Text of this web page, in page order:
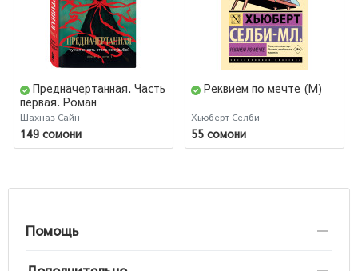
Предначертанная. Часть
первая. Роман
Шахназ Сайн
149 сомони
Реквием по мечте (М)
Хьюберт Селби
55 сомони
Помощь